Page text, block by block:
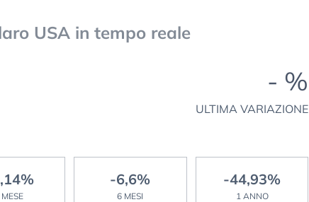
USA in tempo reale
- %
ULTIMA VARIAZIONE
-6,6%
6 MESI
-44,93%
1 ANNO